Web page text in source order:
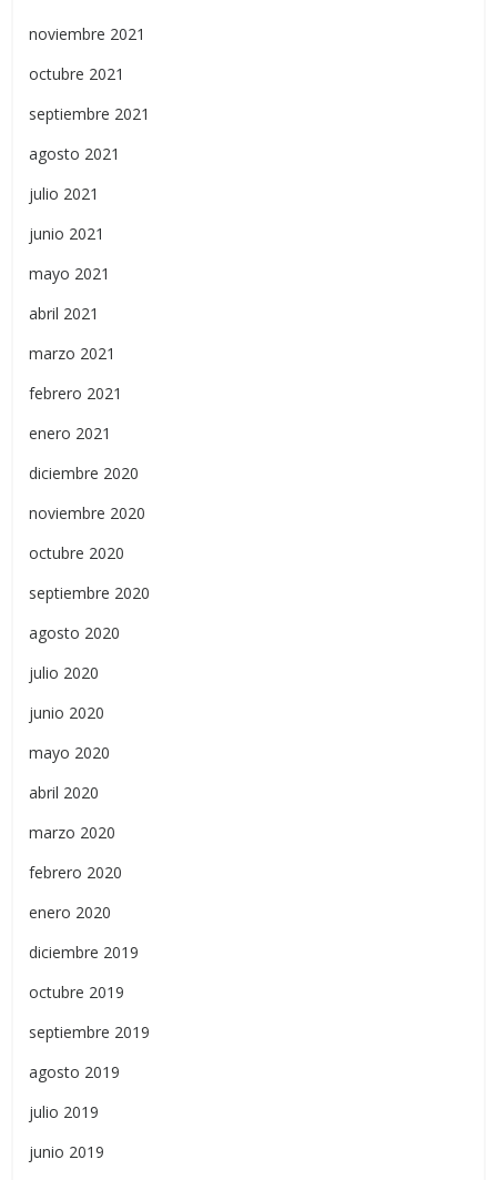
noviembre 2021
octubre 2021
septiembre 2021
agosto 2021
julio 2021
junio 2021
mayo 2021
abril 2021
marzo 2021
febrero 2021
enero 2021
diciembre 2020
noviembre 2020
octubre 2020
septiembre 2020
agosto 2020
julio 2020
junio 2020
mayo 2020
abril 2020
marzo 2020
febrero 2020
enero 2020
diciembre 2019
octubre 2019
septiembre 2019
agosto 2019
julio 2019
junio 2019